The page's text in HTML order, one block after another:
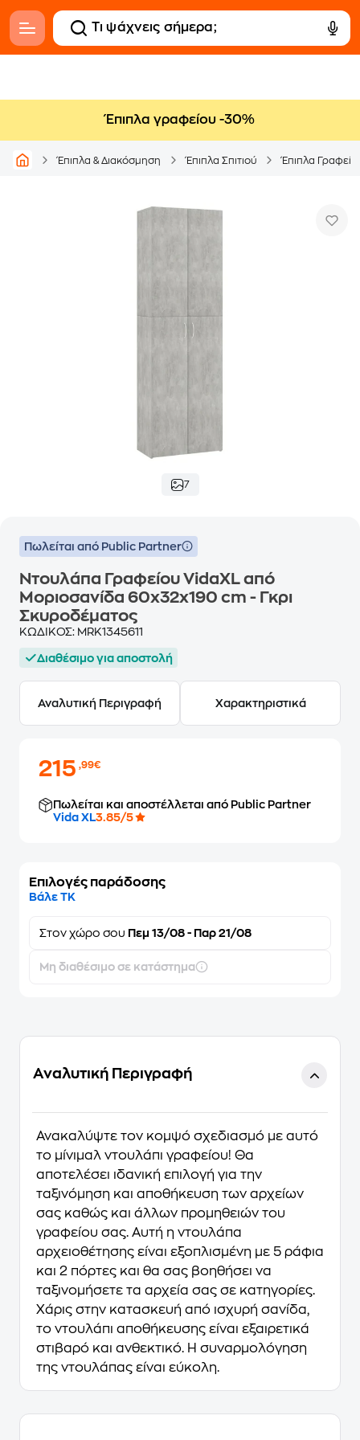
Έπιπλα γραφείου -30%
Έπιπλα & Διακόσμηση Έπιπλα Σπιτιού Έπιπλα
7
Πωλείται από Public Partner
Ντουλάπα Γραφείου VidaXL από
Μοριοσανίδα 60x32x190 cm - Γκρι
Σκυροδέματος
ΚΩΔΙΚΟΣ: MRK1345611
Διαθέσιμο για αποστολή
Αναλυτική Περιγραφή Χαρακτηριστικά
215,99€
Πωλείται και αποστέλλεται από Public Partner
Vida XL3.85/5
Επιλογές παράδοσης
Βάλε ΤΚ
Στον χώρο σου Πεμ 13/08 - Παρ 21/08
Μη διαθέσιμο σε κατάστημα
Αναλυτική Περιγραφή
Ανακαλύψτε τον κομψό σχεδιασμό με αυτό
το μίνιμαλ ντουλάπι γραφείου! Θα
αποτελέσει ιδανική επιλογή για την
ταξινόμηση και αποθήκευση των αρχείων
σας καθώς και άλλων προμηθειών του
γραφείου σας. Αυτή η ντουλάπα
αρχειοθέτησης είναι εξοπλισμένη με 5 ράφια
και 2 πόρτες και θα σας βοηθήσει να
ταξινομήσετε τα αρχεία σας σε κατηγορίες.
Χάρις στην κατασκευή από ισχυρή σανίδα,
το ντουλάπι αποθήκευσης είναι εξαιρετικά
στιβαρό και ανθεκτικό. Η συναρμολόγηση
της ντουλάπας είναι εύκολη.